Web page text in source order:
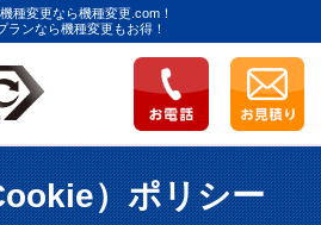
種変更なら機種変更.com！
ランなら機種変更もお得！
）ポリシー